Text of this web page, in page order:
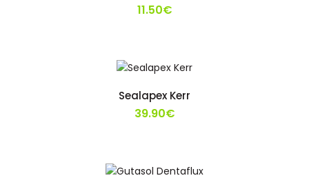
11.50€
Sealapex Kerr
39.90€